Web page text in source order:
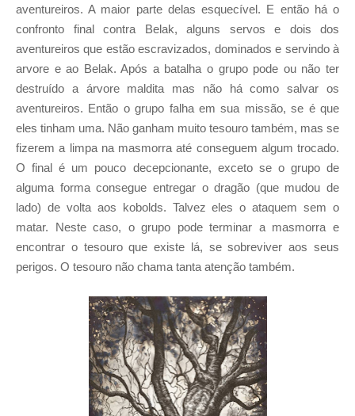
aventureiros. A maior parte delas esquecível. E então há o
confronto final contra Belak, alguns servos e dois dos
aventureiros que estão escravizados, dominados e servindo à
arvore e ao Belak. Após a batalha o grupo pode ou não ter
destruído a árvore maldita mas não há como salvar os
aventureiros. Então o grupo falha em sua missão, se é que
eles tinham uma. Não ganham muito tesouro também, mas se
fizerem a limpa na masmorra até conseguem algum trocado.
O final é um pouco decepcionante, exceto se o grupo de
alguma forma consegue entregar o dragão (que mudou de
lado) de volta aos kobolds. Talvez eles o ataquem sem o
matar. Neste caso, o grupo pode terminar a masmorra e
encontrar o tesouro que existe lá, se sobreviver aos seus
perigos. O tesouro não chama tanta atenção também.